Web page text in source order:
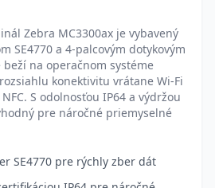
Zebra MC3300ax je vybavený
SE4770 a 4-palcovým dotykovým
na operačnom systéme
konektivitu vrátane Wi-Fi
S odolnosťou IP64 a výdržou
pre náročné priemyselné
SE4770 pre rýchly zber dát